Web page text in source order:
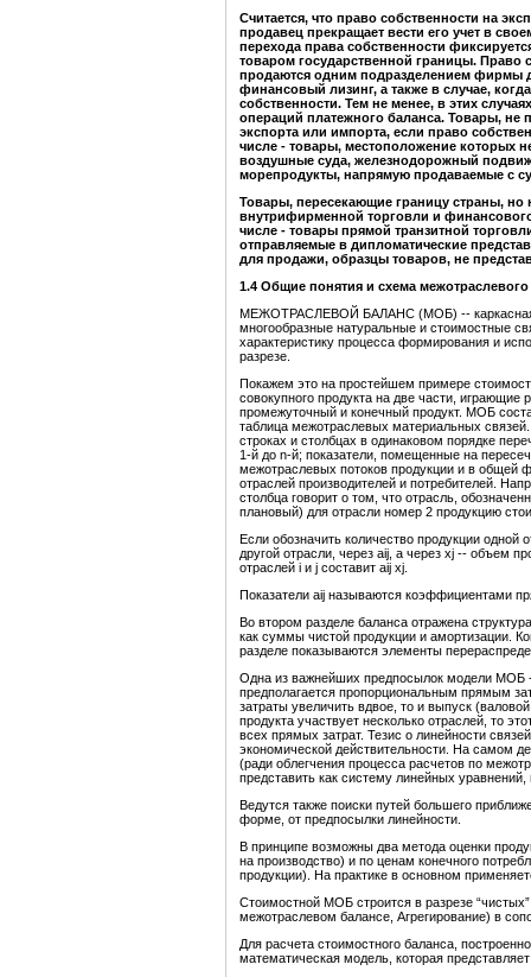
Считается, что право собственности на
продавец прекращает вести его учет в
перехода права собственности
товаром государственной границы. Право
продаются одним подразделением фирмы
финансовый лизинг, а также в случае,
собственности. Тем не менее, в этих
операций платежного баланса. Товары, не
экспорта или импорта, если право
числе - товары, местоположение которых
воздушные суда, железнодорожный
морепродукты, напрямую продаваемые с
Товары, пересекающие границу страны,
внутрифирменной торговли и
числе - товары прямой транзитной
отправляемые в дипломатические
для продажи, образцы товаров, не
1.4 Общие понятия и схема
МЕЖОТРАСЛЕВОЙ БАЛАНС (МОБ) -- каркасная
многообразные натуральные и стоимостные
характеристику процесса формирования и
разрезе.
Покажем это на простейшем примере
совокупного продукта на две части,
промежуточный и конечный продукт. МОБ
таблица межотраслевых материальных
строках и столбцах в одинаковом порядке
1-й до n-й; показатели, помещенные на
межотраслевых потоков продукции и в общей
отраслей производителей и потребителей.
столбца говорит о том, что отрасль,
плановый) для отрасли номер 2 продукцию
Если обозначить количество продукции одной
другой отрасли, через aij, а через xj -- объем
отраслей i и j составит aij xj.
Показатели aij называются коэффициентами
Во втором разделе баланса отражена
как суммы чистой продукции и амортизации.
разделе показываются элементы
Одна из важнейших предпосылок модели МОБ
предполагается пропорциональным прямым
затраты увеличить вдвое, то и выпуск
продукта участвует несколько отраслей, то
всех прямых затрат. Тезис о линейности
экономической действительности. На самом
(ради облегчения процесса расчетов по
представить как систему линейных
Ведутся также поиски путей большего
форме, от предпосылки линейности.
В принципе возможны два метода оценки
на производство) и по ценам конечного
продукции). На практике в основном
Стоимостной МОБ строится в разрезе
межотраслевом балансе, Агрегирование) в
Для расчета стоимостного баланса,
математическая модель, которая